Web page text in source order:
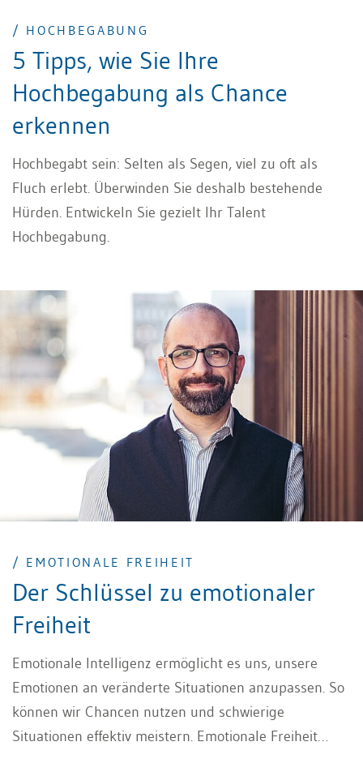
/ HOCHBEGABUNG
5 Tipps, wie Sie Ihre
Hochbegabung als Chance
erkennen
Hochbegabt sein: Selten als Segen, viel zu oft als
Fluch erlebt. Überwinden Sie deshalb bestehende
Hürden. Entwickeln Sie gezielt Ihr Talent
Hochbegabung.
/ EMOTIONALE FREIHEIT
Der Schlüssel zu emotionaler
Freiheit
Emotionale Intelligenz ermöglicht es uns, unsere
Emotionen an veränderte Situationen anzupassen. So
können wir Chancen nutzen und schwierige
Situationen effektiv meistern. Emotionale Freiheit